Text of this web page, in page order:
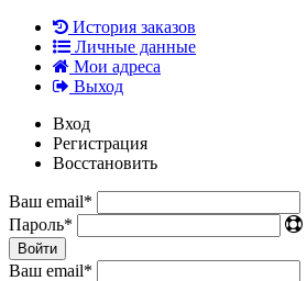
История заказов
Личные данные
Мои адреса
Выход
Вход
Регистрация
Восстановить
Ваш email*
Пароль*
Войти
Ваш email*